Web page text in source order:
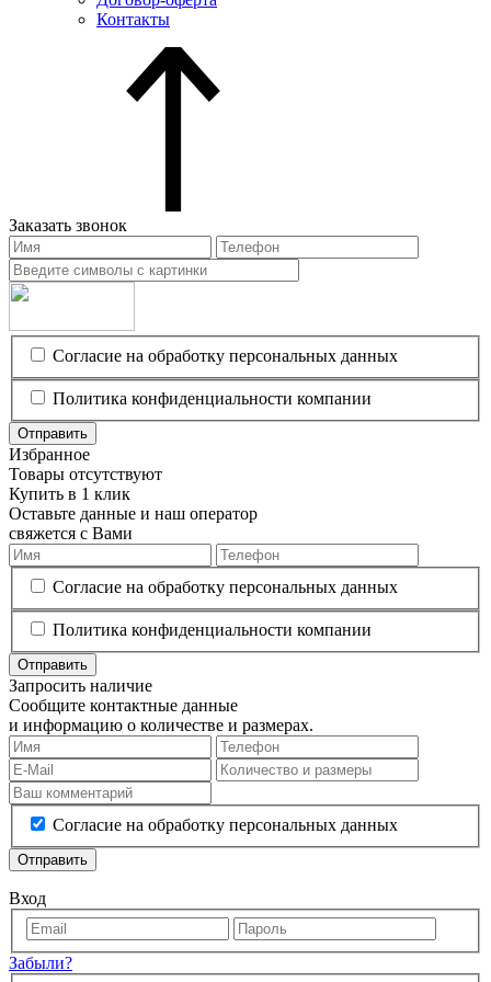
Контакты
Заказать звонок
Согласие на обработку персональных данных
Политика конфиденциальности компании
Отправить
Избранное
Товары отсутствуют
Купить в 1 клик
Оставьте данные и наш оператор
свяжется с Вами
Согласие на обработку персональных данных
Политика конфиденциальности компании
Отправить
Запросить наличие
Сообщите контактные данные
и информацию о количестве и размерах.
Согласие на обработку персональных данных
Отправить
Вход
Забыли?